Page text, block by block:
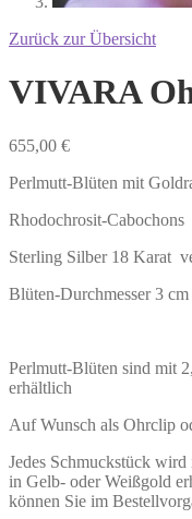
Zurück zur Übersicht
VIVARA
655,00 €
Perlmutt-Blüten mit
Rhodochrosit-Cabochons
Sterling Silber 18 Karat
Blüten-Durchmesser 3 cm
Perlmutt-Blüten sind mit
erhältlich
Auf Wunsch als Ohrclip
Jedes Schmuckstück
in Gelb- oder Weißgold
können Sie im